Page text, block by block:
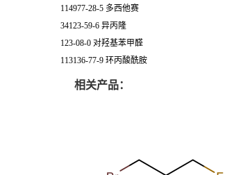
114977-28-5 多西他赛
34123-59-6 异丙隆
123-08-0 对羟基苯甲醛
113136-77-9 环丙酸酰胺
相关产品：